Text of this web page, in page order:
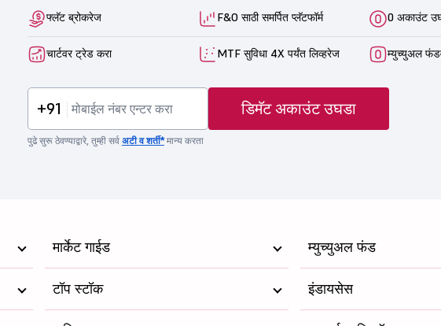
फ्लॅट ब्रोकरेज F&O साठी समर्पित प्लॅटफॉर्म 0 अकाउंट
चार्टवर ट्रेड करा MTF सुविधा 4X पर्यंत लिव्हरेज म्युच्युअल
+91 डिमॅट अकाउंट उघडा
पुढे सुरू ठेवण्याद्वारे, तुम्ही सर्व अटी व शर्ती*मान्य करता
मार्केट गाईड म्युच्युअल फंड
टॉप स्टॉक इंडायसेस